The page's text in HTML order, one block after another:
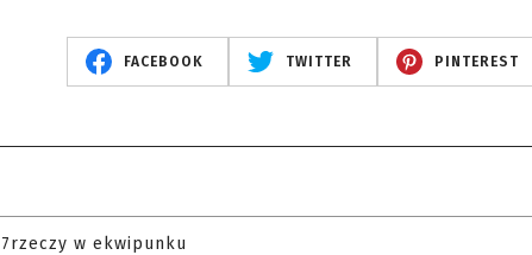
FACEBOOK TWITTER PINTEREST
rzeczy w ekwipunku